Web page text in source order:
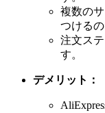
複数の
つけるの
注文ス
す。
デメリット：